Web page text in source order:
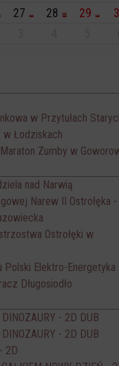
27 28 29
w Przytułach
w Łodziskach
Zumby w
nad Narwią
Narew II Ostrołęka -
Ostrołęki w
Polski Elektro-Energetyka
Długosiodło
- 2D DUB
- 2D DUB
2D